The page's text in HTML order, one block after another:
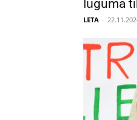
lūguma
LETA -